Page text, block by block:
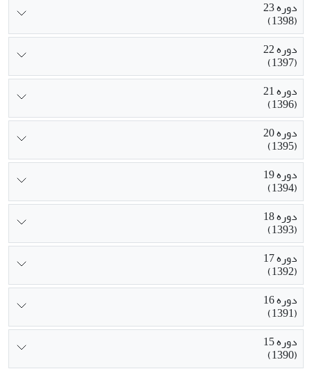
دوره 23
(1398)
دوره 22
(1397)
دوره 21
(1396)
دوره 20
(1395)
دوره 19
(1394)
دوره 18
(1393)
دوره 17
(1392)
دوره 16
(1391)
دوره 15
(1390)